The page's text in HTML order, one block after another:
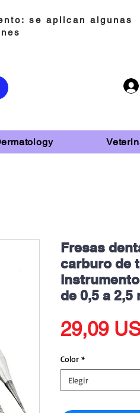
se aplican algunas
Fresas
carburo de
de 0,5 a 2,5
29,09
Color *
Elegir